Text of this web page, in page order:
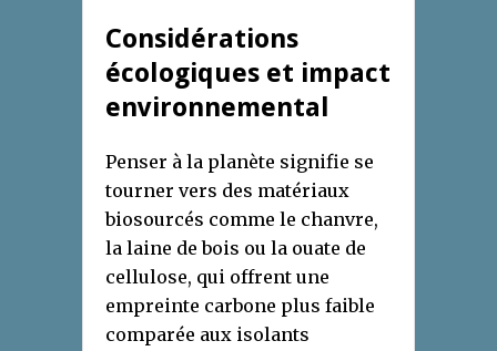
Considérations
écologiques et impact
environnemental
Penser à la planète signifie se
tourner vers des matériaux
biosourcés comme le chanvre,
la laine de bois ou la ouate de
cellulose, qui offrent une
empreinte carbone plus faible
comparée aux isolants